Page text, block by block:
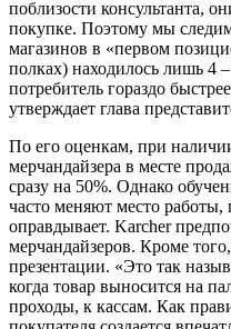
поблизости консультанта,
покупке. Поэтому мы
магазинов в «первом
полках) находилось лишь 4
потребитель гораздо
утверждает глава
По его оценкам, при
мерчандайзера в месте
сразу на 50%. Однако
часто меняют место
оправдывает. Karcher
мерчандайзеров. Кроме
презентации. «Это так
когда товар выносится на
проходы, к кассам. Как